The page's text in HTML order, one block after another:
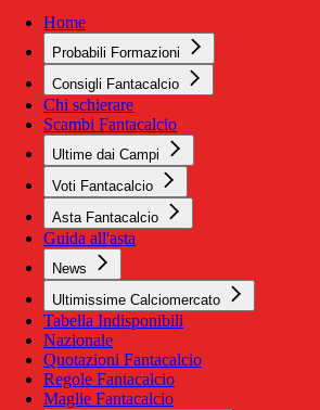
Home
Probabili Formazioni
Consigli Fantacalcio
Chi schierare
Scambi Fantacalcio
Ultime dai Campi
Voti Fantacalcio
Asta Fantacalcio
Guida all'asta
News
Ultimissime Calciomercato
Tabella Indisponibili
Nazionale
Quotazioni Fantacalcio
Regole Fantacalcio
Maglie Fantacalcio